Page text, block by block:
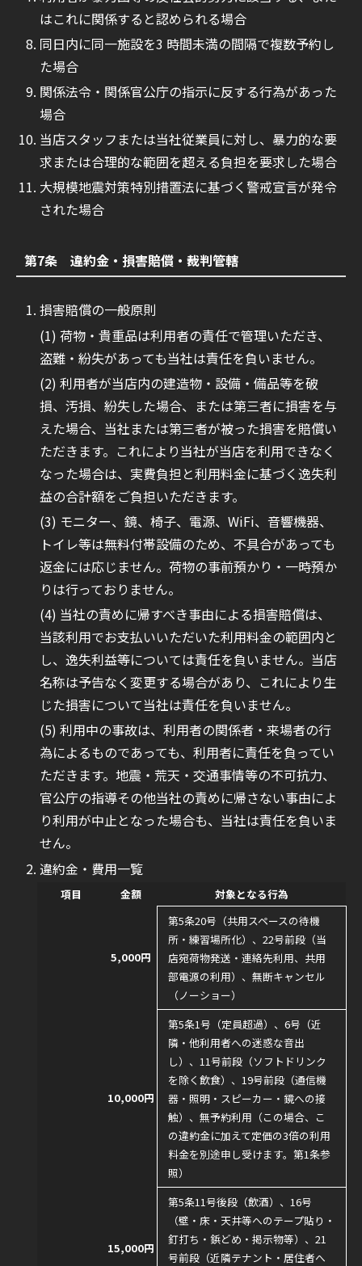
はこれに関係すると認められる場合
同日内に同一施設を3 時間未満の間隔で複数予約し
た場合
関係法令・関係官公庁の指示に反する行為があった
場合
当店スタッフまたは当社従業員に対し、暴力的な要
求または合理的な範囲を超える負担を要求した場合
大規模地震対策特別措置法に基づく警戒宣言が発令
された場合
第7条 違約金・損害賠償・裁判管轄
損害賠償の一般原則
荷物・貴重品は利用者の責任で管理いただき、
盗難・紛失があっても当社は責任を負いません。
利用者が当店内の建造物・設備・備品等を破
損、汚損、紛失した場合、または第三者に損害を与
えた場合、当社または第三者が被った損害を賠償い
ただきます。これにより当社が当店を利用できなく
なった場合は、実費負担と利用料金に基づく逸失利
益の合計額をご負担いただきます。
モニター、鏡、椅子、電源、WiFi、音響機器、
トイレ等は無料付帯設備のため、不具合があっても
返金には応じません。荷物の事前預かり・一時預か
りは行っておりません。
当社の責めに帰すべき事由による損害賠償は、
当該利用でお支払いいただいた利用料金の範囲内と
し、逸失利益等については責任を負いません。当店
名称は予告なく変更する場合があり、これにより生
じた損害について当社は責任を負いません。
利用中の事故は、利用者の関係者・来場者の行
為によるものであっても、利用者に責任を負ってい
ただきます。地震・荒天・交通事情等の不可抗力、
官公庁の指導その他当社の責めに帰さない事由によ
り利用が中止となった場合も、当社は責任を負いま
せん。
違約金・費用一覧
項目 金額 対象となる行為
5,000円
第5条20号（共用スペースの待機
所・練習場所化）、22号前段（当
店宛荷物発送・連絡先利用、共用
部電源の利用）、無断キャンセル
（ノーショー）
10,000円
第5条1号（定員超過）、6号（近
隣・他利用者への迷惑な音出
し）、11号前段（ソフトドリンク
を除く飲食）、19号前段（通信機
器・照明・スピーカー・鏡への接
触）、無予約利用（この場合、こ
の違約金に加えて定価の3倍の利用
料金を別途申し受けます。第1条参
照）
15,000円
第5条11号後段（飲酒）、16号
（壁・床・天井等へのテープ貼り・
釘打ち・鋲どめ・掲示物等）、21
号前段（近隣テナント・居住者へ